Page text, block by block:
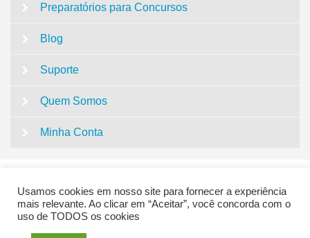
Preparatórios para Concursos
Blog
Suporte
Quem Somos
Minha Conta
QUESTÕES CONCURSO PEDAGOGIA | SUPER
Usamos cookies em nosso site para fornecer a experiência
mais relevante. Ao clicar em “Aceitar”, você concorda com o
uso de TODOS os cookies